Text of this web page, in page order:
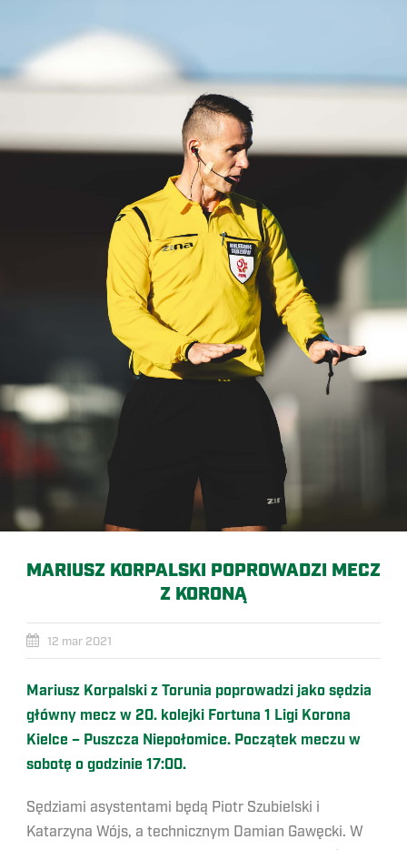
MARIUSZ KORPALSKI POPROWADZI MECZ
Z KORONĄ
12 mar 2021
Mariusz Korpalski z Torunia poprowadzi jako sędzia
główny mecz w 20. kolejki Fortuna 1 Ligi Korona
Kielce – Puszcza Niepołomice. Początek meczu w
sobotę o godzinie 17:00.
Sędziami asystentami będą Piotr Szubielski i
Katarzyna Wójs, a technicznym Damian Gawęcki. W